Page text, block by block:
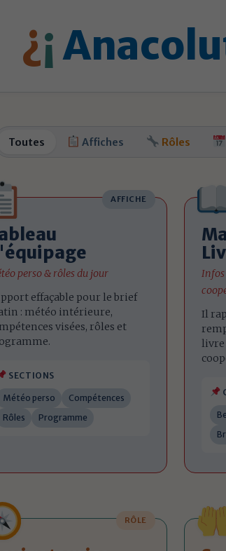
¿¡
Toutes Affiches Rôles
AFFICHE
perso & rôles du jour
effaçable pour le brief
: météo intérieure,
visées, rôles et
SECTIONS
Météo perso
Compétences
Rôles
Programme
Infos
Il
livre
RÔLE